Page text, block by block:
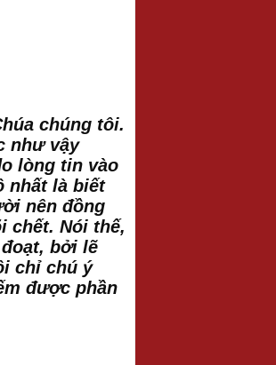
chúng tôi.
như vậy
lòng tin vào
nhất là biết
nên đồng
chết. Nói thế,
bởi lẽ
chỉ chú ý
được phần